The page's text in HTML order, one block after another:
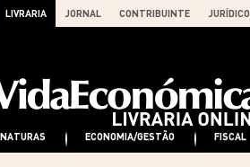
LIVRARIA JORNAL CONTRIBUINTE JURÍDICO
ECONOMIA/GESTÃO FISCAL